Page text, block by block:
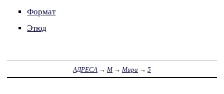
Формат
Этюд
АДРЕСА → М→ Мира → 5